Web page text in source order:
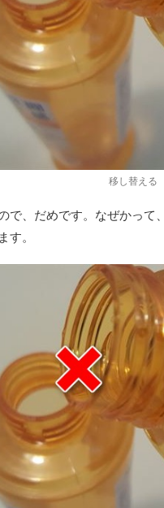
移し替える
で、だめです。なぜかっ
す。